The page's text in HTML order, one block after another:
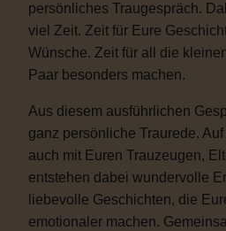
persönliches Traugespräch.
viel Zeit. Zeit für Eure
Wünsche. Zeit für all die
Paar besonders machen.
Aus diesem ausführlichen
ganz persönliche Traurede.
auch mit Euren Trauzeugen,
entstehen dabei wundervolle
liebevolle Geschichten, die
emotionaler machen.